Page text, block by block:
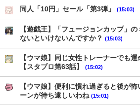
同人「10円」セール「第3弾」 (15:03)
【遊戯王】「フュージョンカップ」
ないといけないんですか？ (15:03)
【ウマ娘】同じ女性トレーナーでも
【スタブロ第63話】
(15:02)
【ウマ娘】便利に慣れ過ぎると後が
ーンが待ち遠しいわね (15:01)